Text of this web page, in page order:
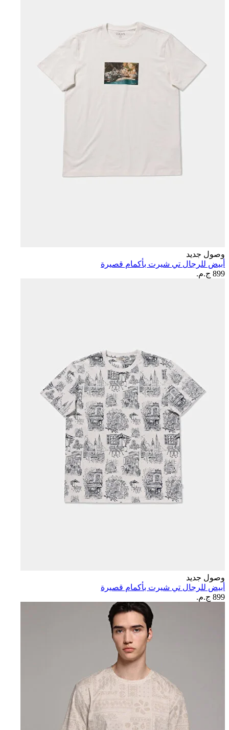
وصول جديد
أبيض للرجال تي شيرت بأكمام قصيرة
899 ج.م.‏
وصول جديد
أبيض للرجال تي شيرت بأكمام قصيرة
899 ج.م.‏